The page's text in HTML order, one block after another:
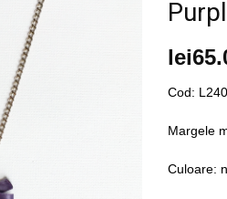
lei
Cod: L240
Margele
Culoare: